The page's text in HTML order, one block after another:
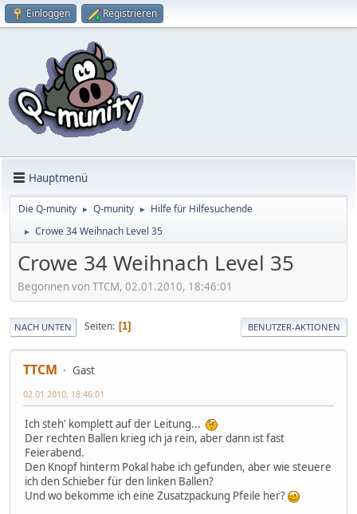
Einloggen Registrieren
Hauptmenü
Die Q-munity ► Q-munity ► Hilfe für Hilfesuchende
► Crowe 34 Weihnach Level 35
Crowe 34 Weihnach Level 35
Begonnen von TTCM, 02.01.2010, 18:46:01
NACH UNTEN Seiten 1 BENUTZER-AKTIONEN
TTCM Gast
02.01.2010, 18:46:01
Ich steh' komplett auf der Leitung...
Der rechten Ballen krieg ich ja rein, aber dann ist fast
Feierabend.
Den Knopf hinterm Pokal habe ich gefunden, aber wie steuere
ich den Schieber für den linken Ballen?
Und wo bekomme ich eine Zusatzpackung Pfeile her?